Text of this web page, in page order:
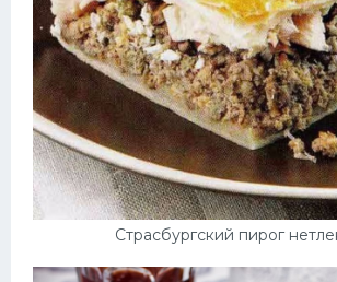
Страсбургский пирог
Мясные блюда
Печенье
Салат
Выпечка
Десерт
Напитки
Дизайн комнаты